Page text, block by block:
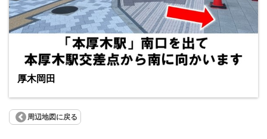
厚木岡田
周辺地図に戻る